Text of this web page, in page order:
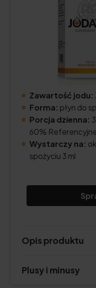
Zawartość jodu:
Forma: płyn do
Porcja dzienna:
60%
Wystarczy na:
spożyciu 3 ml
Opis produktu
Plusy i minusy